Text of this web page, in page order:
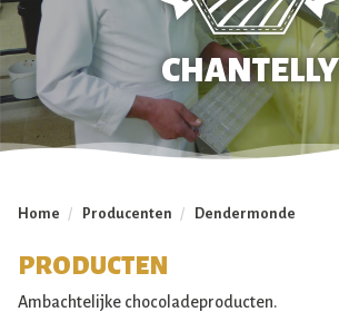
CHANTELLY
Home / Producenten / Dendermonde
PRODUCTEN
Ambachtelijke chocoladeproducten.